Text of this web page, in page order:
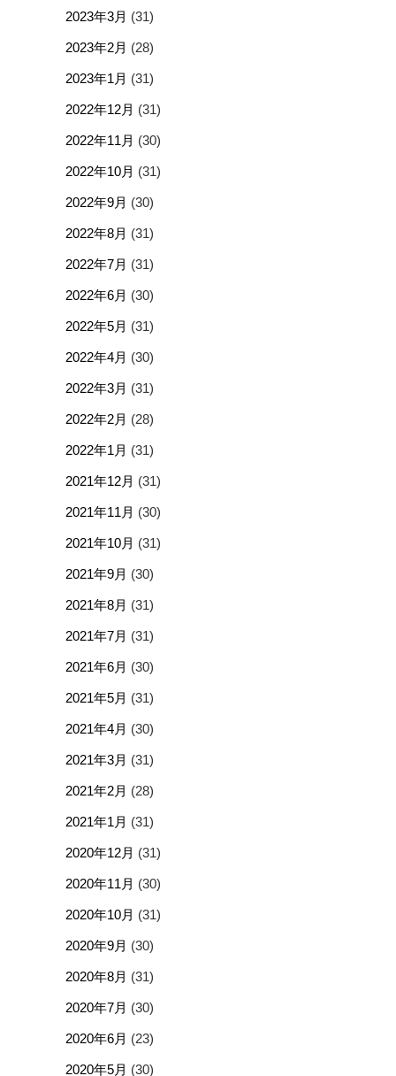
2023年3月 (31)
2023年2月 (28)
2023年1月 (31)
2022年12月 (31)
2022年11月 (30)
2022年10月 (31)
2022年9月 (30)
2022年8月 (31)
2022年7月 (31)
2022年6月 (30)
2022年5月 (31)
2022年4月 (30)
2022年3月 (31)
2022年2月 (28)
2022年1月 (31)
2021年12月 (31)
2021年11月 (30)
2021年10月 (31)
2021年9月 (30)
2021年8月 (31)
2021年7月 (31)
2021年6月 (30)
2021年5月 (31)
2021年4月 (30)
2021年3月 (31)
2021年2月 (28)
2021年1月 (31)
2020年12月 (31)
2020年11月 (30)
2020年10月 (31)
2020年9月 (30)
2020年8月 (31)
2020年7月 (30)
2020年6月 (23)
2020年5月 (30)